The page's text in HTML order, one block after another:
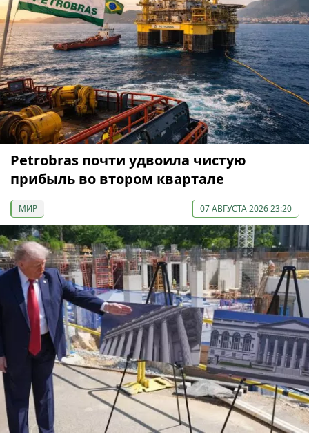
Petrobras почти удвоила чистую
прибыль во втором квартале
МИР 07 АВГУСТА 2026 23:20